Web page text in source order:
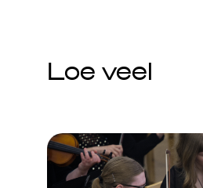
Loe veel